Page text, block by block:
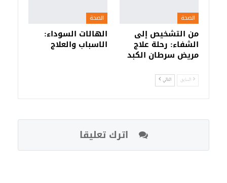
الصحة
من التشخيص إلى
الشفاء: رحلة علاج
مريض سرطان الكبد
الصحة
الهالات السوداء:
الاسباب والعلاج
السابق التالي
اترك تعليقا